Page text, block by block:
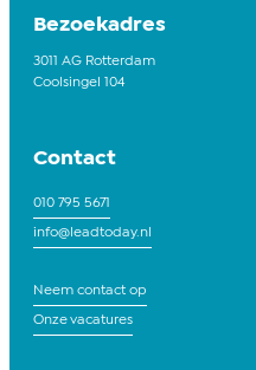
Bezoekadres
3011 AG Rotterdam
Coolsingel 104
Contact
010 795 5671
info@leadtoday.nl
Neem contact op
Onze vacatures